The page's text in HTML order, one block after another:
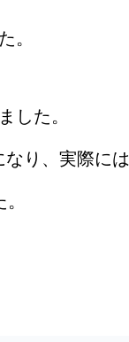
。
した。
り、実際には